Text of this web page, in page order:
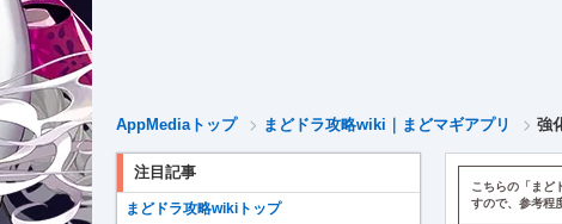
AppMediaトップ まどドラ攻略wiki｜まどマギアプリ 強
こちらの「まど
すので、参考程
注目記事
まどドラ攻略wikiトップ